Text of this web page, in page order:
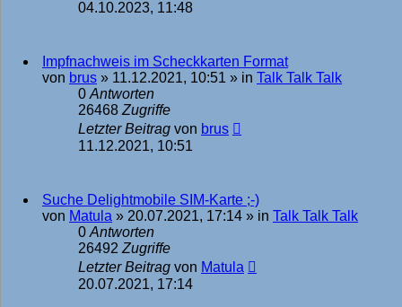
04.10.2023, 11:48
Impfnachweis im Scheckkarten Format
von brus » 11.12.2021, 10:51 » in Talk Talk Talk
0Antworten
26468Zugriffe
Letzter Beitrag von brus
11.12.2021, 10:51
Suche Delightmobile SIM-Karte ;-)
von Matula » 20.07.2021, 17:14 » in Talk Talk Talk
0Antworten
26492Zugriffe
Letzter Beitrag von Matula
20.07.2021, 17:14